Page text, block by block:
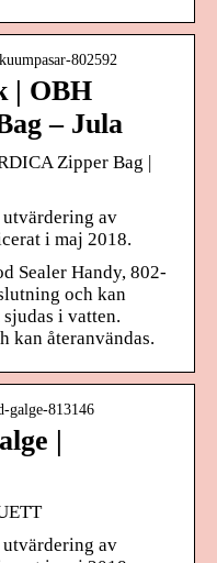
802592
| OBH
– Jula
Zipper Bag |
av
i maj 2018.
Sealer Handy, 802-
och kan
i vatten.
kan återanvändas.
galge-813146
|
av